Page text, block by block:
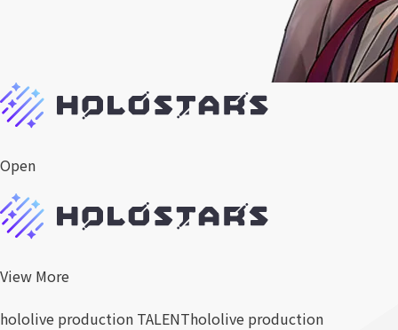
Open
View More
hololive production TALENThololive production